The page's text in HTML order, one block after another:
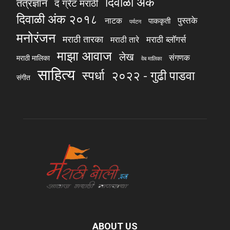
द ग्रेट मराठी
दिवाळी अंक २०१८
नाटक पर्यटन पाककृती पुस्तके
मनोरंजन मराठी तारका मराठी तारे मराठी ब्लॉगर्स
मराठी मालिका माझा आवाज लेख वेब मालिका संगणक
संगीत साहित्य स्पर्धा २०२२ - गुढी पाडवा
ABOUT US